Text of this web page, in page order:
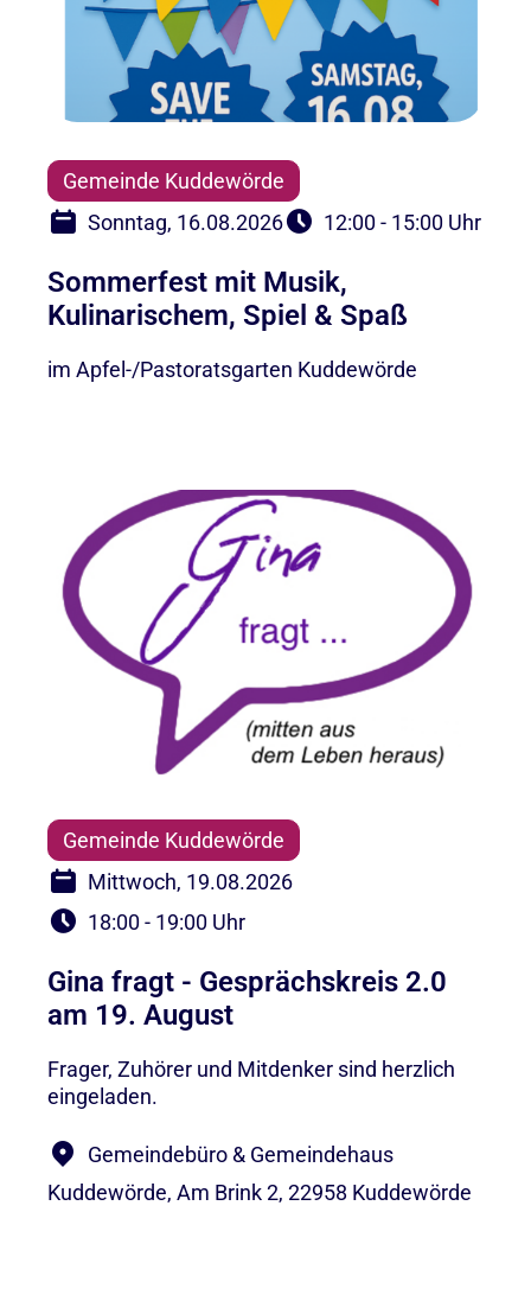
Gemeinde Kuddewörde
Sonntag, 16.08.2026
12:00 - 15:00 Uhr
Sommerfest mit Musik,
Kulinarischem, Spiel & Spaß
im Apfel-/Pastoratsgarten Kuddewörde
Gemeinde Kuddewörde
Mittwoch, 19.08.2026
18:00 - 19:00 Uhr
Gina fragt - Gesprächskreis 2.0
am 19. August
Frager, Zuhörer und Mitdenker sind herzlich
eingeladen.
Gemeindebüro & Gemeindehaus
Kuddewörde, Am Brink 2, 22958 Kuddewörde